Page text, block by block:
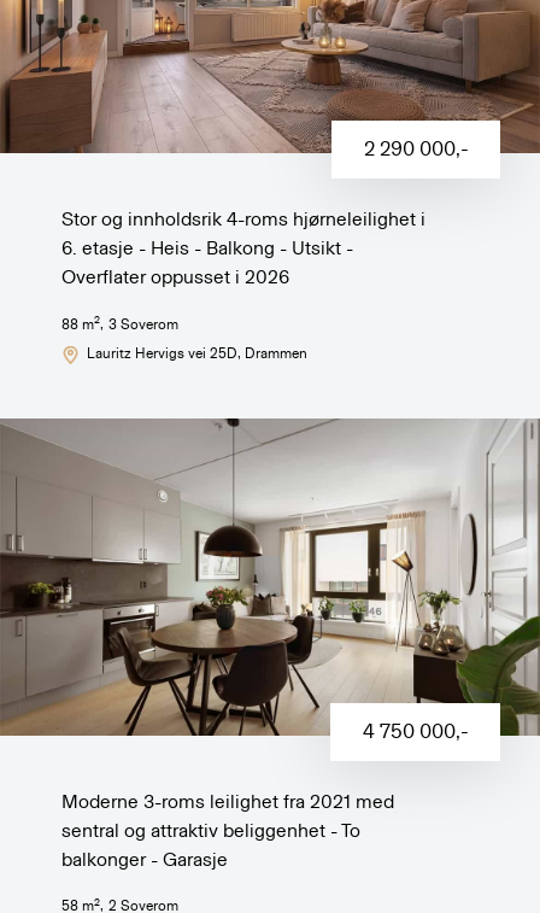
2 290 000,-
Stor og innholdsrik 4-roms hjørneleilighet i
6. etasje - Heis - Balkong - Utsikt -
Overflater oppusset i 2026
88 m2, 3Soverom
Lauritz Hervigs vei 25D, Drammen
4 750 000,-
Moderne 3-roms leilighet fra 2021 med
sentral og attraktiv beliggenhet - To
balkonger - Garasje
58 m2, 2 Soverom